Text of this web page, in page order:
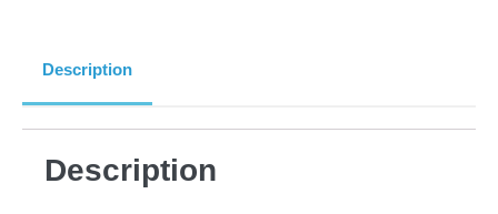
Description
Description